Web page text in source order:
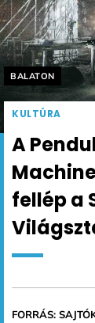
Helyszín
BALATON
KULTÚRA
A
fellép a
FORRÁS: